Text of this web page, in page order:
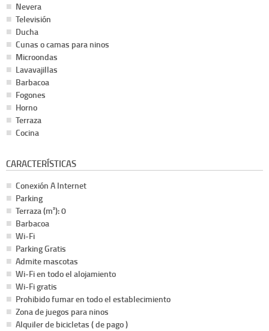
Nevera
Televisión
Ducha
Cunas o camas para ninos
Microondas
Lavavajillas
Barbacoa
Fogones
Horno
Terraza
Cocina
CARACTERÍSTICAS
Conexión A Internet
Parking
Terraza (m²): 0
Barbacoa
Wi-Fi
Parking Gratis
Admite mascotas
Wi-Fi en todo el alojamiento
Wi-Fi gratis
Prohibido fumar en todo el establecimiento
Zona de juegos para ninos
Alquiler de bicicletas ( de pago )